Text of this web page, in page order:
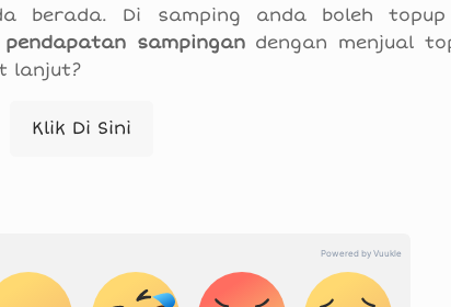
berada. Di samping anda boleh
sampingandengan menjual
lanjut?
Klik Di Sini